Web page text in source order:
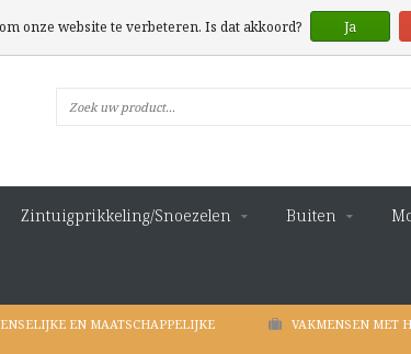
Zintuigprikkeling/Snoezelen Buiten
EN MAATSCHAPPELIJKE VAKMENSEN MET
onze website te verbeteren. Is dat akkoord? Ja